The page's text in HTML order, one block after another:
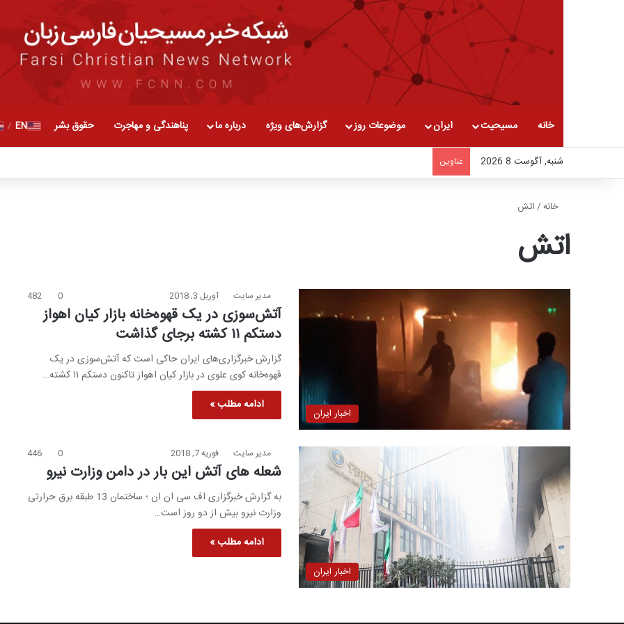
خانه مسیحیت ایران موضوعات روز گزارش‌های ویژه درباره ما پناهندگی و مهاجرت حقوق بشر EN
/
شنبه, آگوست 8 2026 عناوین
خانه/اتش
اتش
اخبار ایران
مدیر سایت آوریل 3, 2018 0
482
آتش‌سوزی در یک قهوه‌خانه بازار کیان اهواز
دستکم ۱۱ کشته برجای گذاشت
گزارش خبرگزاری‌های ایران حاکی است که آتش‌سوزی در یک
قهوه‌خانه کوی علوی در بازار کیان اهواز تاکنون دستکم ۱۱ کشته…
ادامه مطلب »
اخبار ایران
مدیر سایت فوریه 7, 2018 0
446
شعله های آتش این بار در دامن وزارت نیرو
به گزارش خبرگزاری اف سی ان ان ؛ ساختمان 13 طبقه برق حرارتی
وزارت نیرو بیش از دو روز است…
ادامه مطلب »